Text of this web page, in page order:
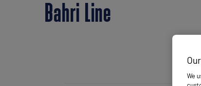
Bahri Line
We